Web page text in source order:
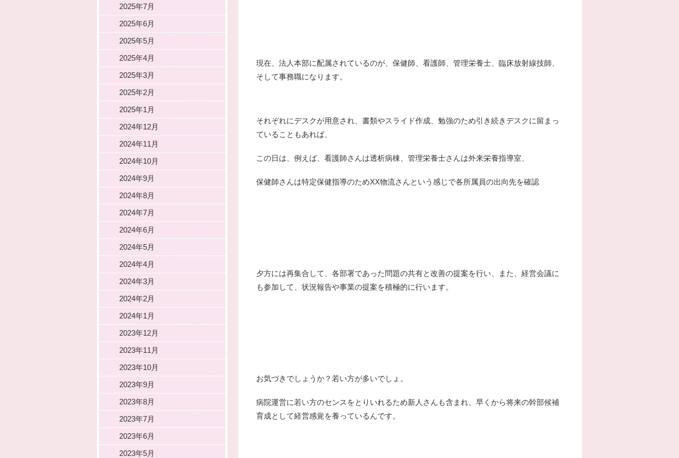
現在、法人本部に配属されているのが、保健師、看護師、管理栄養士、臨床放射線技師、
そして事務職になります。
それぞれにデスクが用意され、書類やスライド作成、勉強のため引き続きデスクに留まっ
ていることもあれば、
この日は、例えば、看護師さんは透析病棟、管理栄養士さんは外来栄養指導室、
保健師さんは特定保健指導のためXX物流さんという感じで各所属員の出向先を確認
夕方には再集合して、各部署であった問題の共有と改善の提案を行い、また、経営会議に
も参加して、状況報告や事業の提案を積極的に行います。
お気づきでしょうか？若い方が多いでしょ。
病院運営に若い方のセンスをとりいれるため新人さんも含まれ、早くから将来の幹部候補
育成として経営感覚を養っているんです。
2025年7月
2025年6月
2025年5月
2025年4月
2025年3月
2025年2月
2025年1月
2024年12月
2024年11月
2024年10月
2024年9月
2024年8月
2024年7月
2024年6月
2024年5月
2024年4月
2024年3月
2024年2月
2024年1月
2023年12月
2023年11月
2023年10月
2023年9月
2023年8月
2023年7月
2023年6月
2023年5月